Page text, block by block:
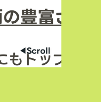
豊富さ
もトップクラ
◀︎Scroll